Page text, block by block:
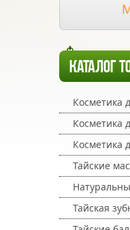
КАТАЛОГ
Косметика
Косметика
Косметика
Тайские
Тайская